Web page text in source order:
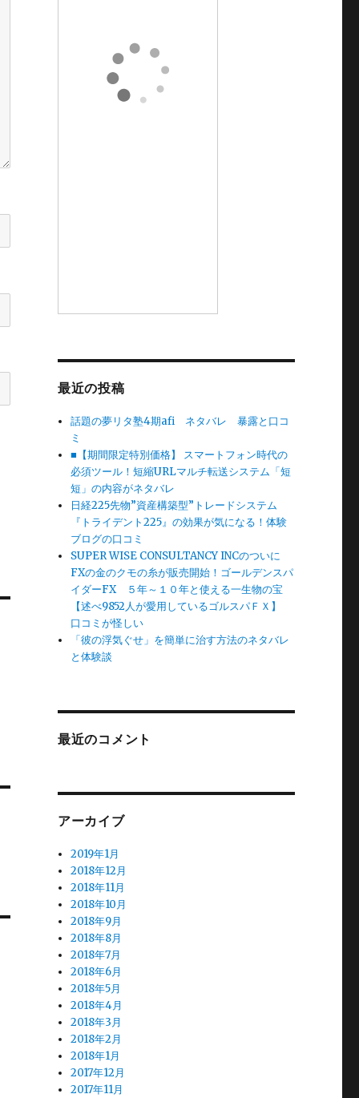
最近の投稿
話題の夢リタ塾4期afi ネタバレ 暴露と口コ
ミ
■【期間限定特別価格】 スマートフォン時代の
必須ツール！短縮URLマルチ転送システム「短
短」の内容がネタバレ
日経225先物”資産構築型”トレードシステム
『トライデント225』の効果が気になる！体験
ブログの口コミ
SUPER WISE CONSULTANCY INCのついに
FXの金のクモの糸が販売開始！ゴールデンスパ
イダーFX ５年～１０年と使える一生物の宝
【述べ9852人が愛用しているゴルスパＦＸ】
口コミが怪しい
「彼の浮気ぐせ」を簡単に治す方法のネタバレ
と体験談
最近のコメント
アーカイブ
2019年1月
2018年12月
2018年11月
2018年10月
2018年9月
2018年8月
2018年7月
2018年6月
2018年5月
2018年4月
2018年3月
2018年2月
2018年1月
2017年12月
2017年11月